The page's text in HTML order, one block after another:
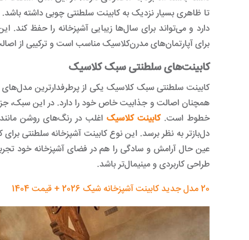
تا ظاهری بسیار نزدیک به کابینت سلطنتی چوبی داشته
دارد و می‌تواند برای سال‌ها زیبایی آشپزخانه را حفظ
برای آپارتمان‌های مدرن‌کلاسیک مناسب است و ترکیبی از
کابینت‌های سلطنتی سبک کلاسیک
کابینت سلطنتی سبک کلاسیک یکی از پرطرفدارترین
همچنان اصالت و جذابیت خاص خود را دارد. در این سبک،
خطوط است.کابینت کلاسیک اغلب در رنگ‌های روشن
دل‌بازتر به نظر برسد. این نوع کابینت آشپزخانه سلطنتی
عین حال آرامش و سادگی را هم در فضای آشپزخانه خود
طراحی کاربردی و مینیمال‌تر باشد.
20 مدل جدید کابینت آشپزخانه شیک 2026 + قیمت 1404